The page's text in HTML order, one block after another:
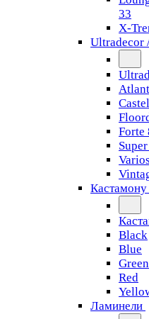
33
X-
Ultradecor
Forte
Кастамону
Black
Blue
Green
Red
Ламинели